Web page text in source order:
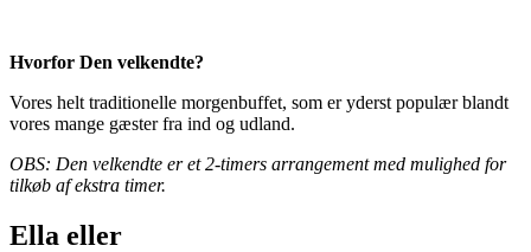
Hvorfor Den velkendte?
Vores helt traditionelle morgenbuffet, som er yderst populær blandt
vores mange gæster fra ind og udland.
OBS: Den velkendte er et 2-timers arrangement med mulighed for
tilkøb af ekstra timer.
Ella eller